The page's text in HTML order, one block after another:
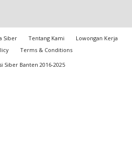
Siber Tentang Kami
Lowongan Kerja
Terms & Conditions
Siber Banten 2016-2025